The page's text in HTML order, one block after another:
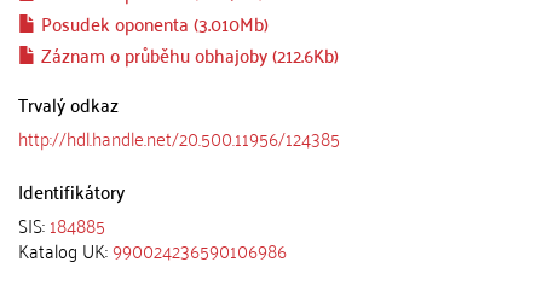
Posudek oponenta (3.010Mb)
Záznam o průběhu obhajoby (212.6Kb)
Trvalý odkaz
http://hdl.handle.net/20.500.11956/124385
Identifikátory
SIS:184885
Katalog UK:990024236590106986